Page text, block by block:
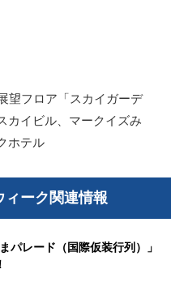
望フロア「スカイガーデ
カイビル、マークイズみ
ホテル
ィーク関連情報
パレード（国際仮装行列）」